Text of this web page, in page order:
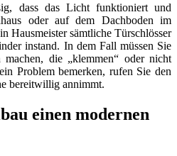
dass das Licht funktioniert und
oder auf dem Dachboden im
Hausmeister sämtliche Türschlösser
instand. In dem Fall müssen Sie
die „klemmen“ oder nicht
Problem bemerken, rufen Sie den
bereitwillig annimmt.
einen modernen